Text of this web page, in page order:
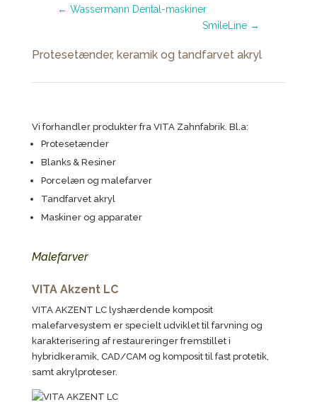
← Wassermann Dental-maskiner
SmileLine →
Protesetænder, keramik og tandfarvet akryl
Vi forhandler produkter fra VITA Zahnfabrik. Bl.a:
Protesetænder
Blanks & Resiner
Porcelæn og malefarver
Tandfarvet akryl
Maskiner og apparater
Malefarver
VITA Akzent LC
VITA AKZENT LC lyshærdende komposit
malefarvesystem er specielt udviklet til farvning og
karakterisering af restaureringer fremstillet i
hybridkeramik, CAD/CAM og komposit til fast protetik,
samt akrylproteser.